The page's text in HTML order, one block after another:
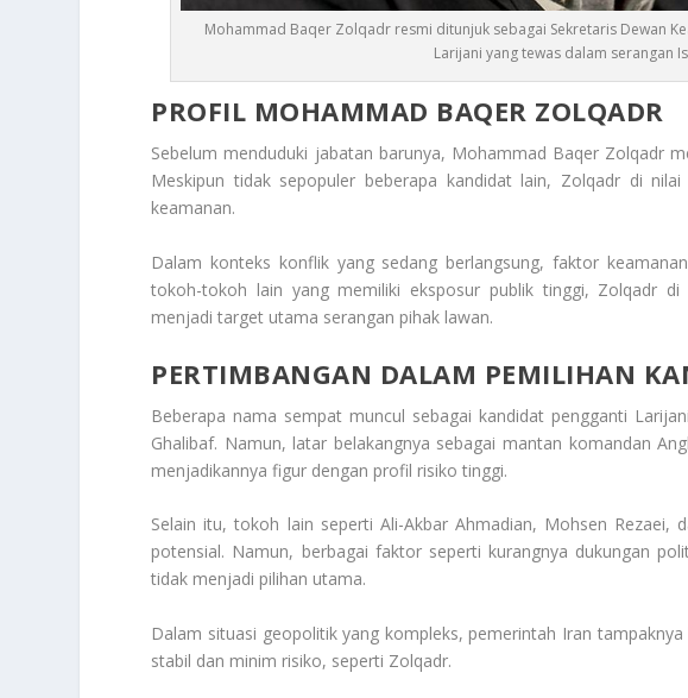
Mohammad Baqer Zolqadr resmi ditunjuk sebagai Sekretaris Dewan
Larijani yang tewas dalam serangan
PROFIL MOHAMMAD BAQER ZOLQADR
Sebelum menduduki jabatan barunya, Mohammad Baqer Zolqadr
Meskipun tidak sepopuler beberapa kandidat lain, Zolqadr di
keamanan.
Dalam konteks konflik yang sedang berlangsung, faktor
tokoh-tokoh lain yang memiliki eksposur publik tinggi, Zolqadr
menjadi target utama serangan pihak lawan.
PERTIMBANGAN DALAM PEMILIHAN
Beberapa nama sempat muncul sebagai kandidat pengganti
Ghalibaf. Namun, latar belakangnya sebagai mantan komandan
menjadikannya figur dengan profil risiko tinggi.
Selain itu, tokoh lain seperti Ali-Akbar Ahmadian, Mohsen Rezaei,
potensial. Namun, berbagai faktor seperti kurangnya dukungan
tidak menjadi pilihan utama.
Dalam situasi geopolitik yang kompleks, pemerintah Iran
stabil dan minim risiko, seperti Zolqadr.